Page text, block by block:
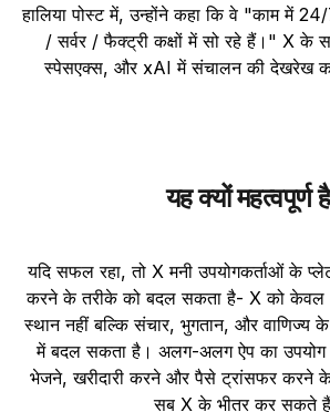
हालिया पोस्ट में, उन्होंने कहा कि वे "काम में
/ सर्वर / फैक्ट्री कक्षों में सो रहे हैं।" X के
स्पेसएक्स, और xAI में संचालन की देखरेख
यह क्यों महत्वपूर्ण है
यदि सफल रहा, तो X मनी उपयोगकर्ताओं के
करने के तरीके को बदल सकता है- X को केवल
स्थान नहीं बल्कि संचार, भुगतान, और वाणिज्य
में बदल सकता है। अलग-अलग ऐप का
भेजने, खरीदारी करने और पैसे ट्रांसफर करने के
सब X के भीतर कर सकते